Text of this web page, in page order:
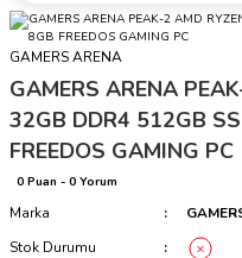
GAMERS ARENA
GAMERS ARENA
32GB DDR4 512GB
FREEDOS GAMING PC
0 Puan - 0 Yorum
Marka
Stok Durumu